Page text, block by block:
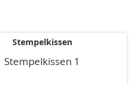
Stempelkissen
Stempelkissen 1